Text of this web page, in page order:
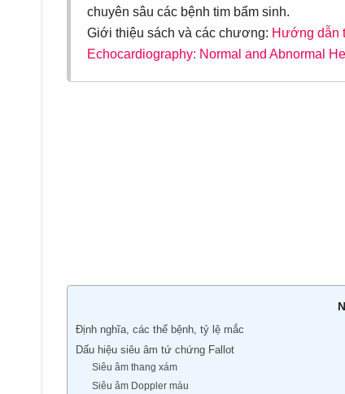
chuyên sâu các bệnh tim bẩm sinh.
Giới thiệu sách và các chương: Hướng dẫn
Echocardiography: Normal and Abnormal
Định nghĩa, các thể bệnh, tỷ lệ mắc
Dấu hiệu siêu âm tứ chứng Fallot
Siêu âm thang xám
Siêu âm Doppler màu